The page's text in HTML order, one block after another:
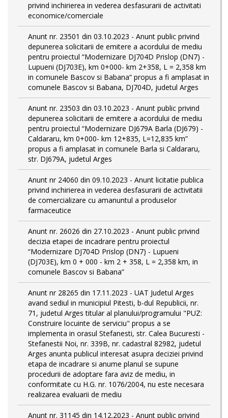
privind inchirierea in vederea desfasurarii de activitati
economice/comerciale
Anunt nr. 23501 din 03.10.2023 - Anunt public privind
depunerea solicitarii de emitere a acordului de mediu
pentru proiectul “Modernizare DJ704D Prislop (DN7) -
Lupueni (DJ703E), km 0+000- km 2+358, L = 2,358 km
in comunele Bascov si Babana“ propus a fi amplasat in
comunele Bascov si Babana, DJ704D, judetul Arges
Anunt nr. 23503 din 03.10.2023 - Anunt public privind
depunerea solicitarii de emitere a acordului de mediu
pentru proiectul “Modernizare DJ679A Barla (DJ679) -
Caldararu, km 0+000- km 12+835, L=12,835 km”
propus a fi amplasat in comunele Barla si Caldararu,
str. DJ679A, judetul Arges
Anunt nr 24060 din 09.10.2023 - Anunt licitatie publica
privind inchirierea in vederea desfasurarii de activitatii
de comercializare cu amanuntul a produselor
farmaceutice
Anunt nr. 26026 din 27.10.2023 - Anunt public privind
decizia etapei de incadrare pentru proiectul
“Modernizare DJ704D Prislop (DN7) - Lupueni
(DJ703E), km 0 + 000 - km 2 + 358, L = 2,358 km, in
comunele Bascov si Babana”
Anunt nr 28265 din 17.11.2023 - UAT Judetul Arges
avand sediul in municipiul Pitesti, b-dul Republicii, nr.
71, judetul Arges titular al planului/programului "PUZ:
Construire locuinte de serviciu" propus a se
implementa in orasul Stefanesti, str. Calea Bucuresti -
Stefanestii Noi, nr. 339B, nr. cadastral 82982, judetul
Arges anunta publicul interesat asupra deciziei privind
etapa de incadrare si anume planul se supune
procedurii de adoptare fara aviz de mediu, in
conformitate cu H.G. nr. 1076/2004, nu este necesara
realizarea evaluarii de mediu
Anunt nr. 31145 din 14.12.2023 - Anunt public privind